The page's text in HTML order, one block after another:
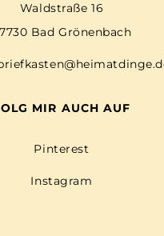
Waldstraße 16
Bad Grönenbach
MIR AUCH AUF
Pinterest
Instagram